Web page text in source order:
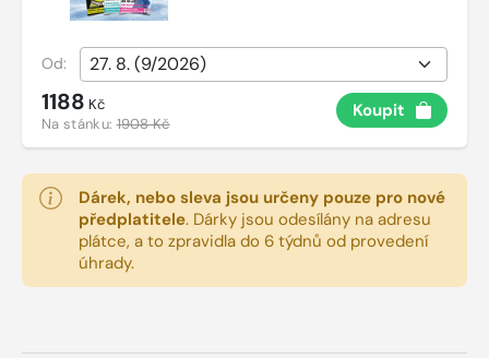
Od:
1188 Kč
Na stánku:1908 Kč
Koupit
Dárek, nebo sleva jsou určeny pouze pro nové
předplatitele. Dárky jsou odesílány na adresu
plátce, a to zpravidla do 6 týdnů od provedení
úhrady.